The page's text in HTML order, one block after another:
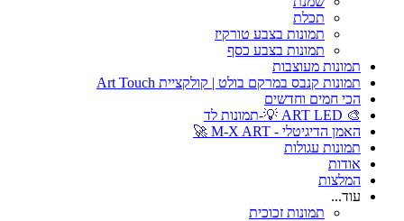
תכלת
תמונות בצבע טורקיז
תמונות בצבע כסף
תמונות מעוצבות
תמונות קנבס במרקם בולט | קולקציית Art Touch
הכי חמים וחדשים
🎨 ART LED 💡-תמונות לד
האמן הדיגיטלי - M-X ART 🚀
תמונות עגולות
אודות
המלצות
עוד...
תמונות זכוכית